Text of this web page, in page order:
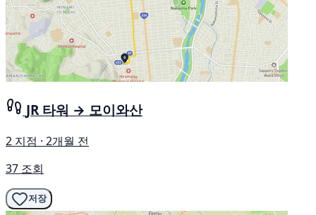
JR 타워 → 모이와산
2 지점 · 2개월 전
37 조회
저장